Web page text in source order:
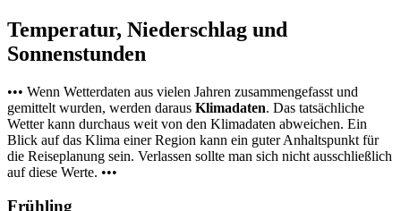
Temperatur, Niederschlag und
Sonnenstunden
••• Wenn Wetterdaten aus vielen Jahren zusammengefasst und
gemittelt wurden, werden daraus Klimadaten. Das tatsächliche
Wetter kann durchaus weit von den Klimadaten abweichen. Ein
Blick auf das Klima einer Region kann ein guter Anhaltspunkt für
die Reiseplanung sein. Verlassen sollte man sich nicht ausschließlich
auf diese Werte. •••
Frühling